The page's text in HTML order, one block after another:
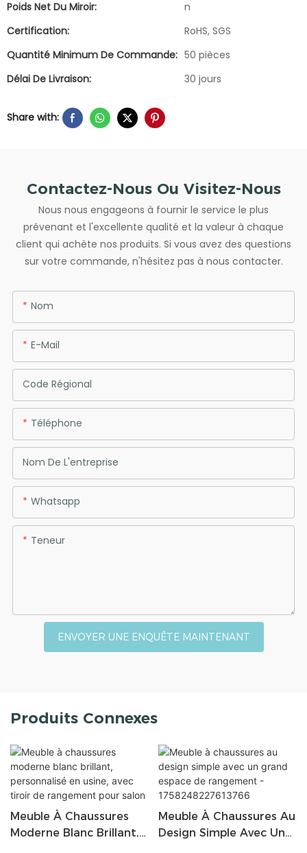
Poids Net Du Miroir:
n
Certification:
RoHS, SGS
Quantité Minimum De Commande: 50 pièces
Délai De Livraison:
30 jours
Share with:
Contactez-Nous Ou Visitez-Nous
Nous nous engageons à fournir le service le plus
prévenant et l'excellente qualité et la valeur à chaque
client qui achète nos produits. Si vous avez des questions
sur votre commande, n'hésitez pas à nous contacter.
Nom
E-Mail
Code Régional
Téléphone
Nom De L'entreprise
Whatsapp
Teneur
ENVOYER UNE ENQUÊTE MAINTENANT
Produits Connexes
Meuble À Chaussures
Moderne Blanc Brillant,
Meuble À Chaussures Au
Design Simple Avec Un